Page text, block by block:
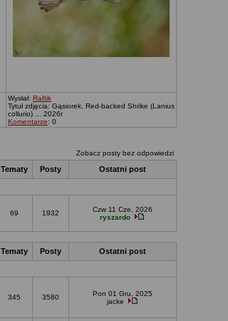
Wysłał: Raftik
Tytuł zdjęcia: Gąsiorek, Red-backed Shrike (Lanius
collurio) ... 2026r
Komentarze: 0
Zobacz posty bez odpowiedzi
Tematy Posty Ostatni post
69 1932
Czw 11 Cze, 2026
ryszardo
Tematy Posty Ostatni post
345 3580
Pon 01 Gru, 2025
jacke